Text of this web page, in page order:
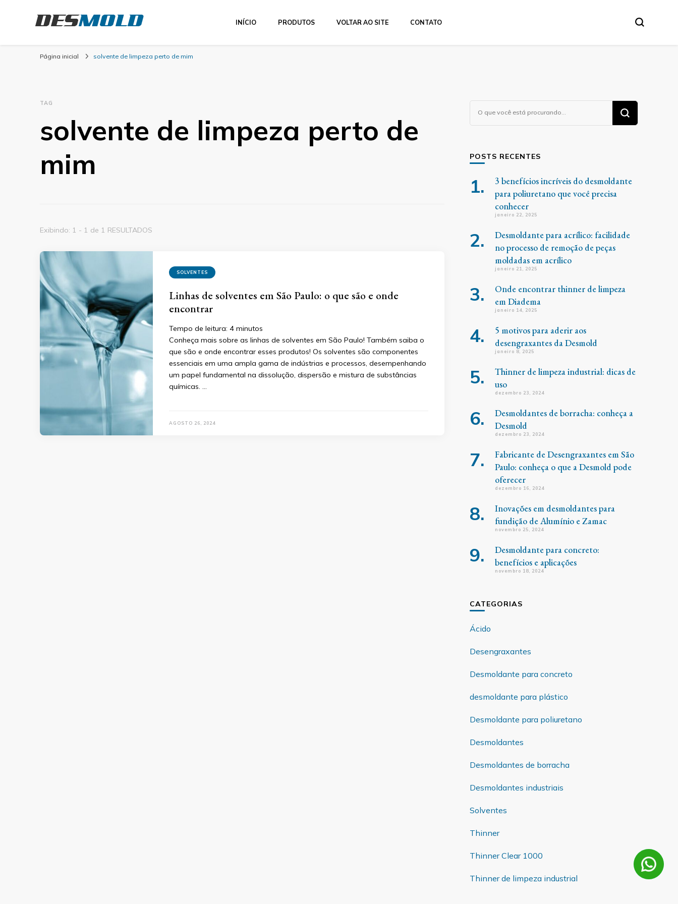
Desmold
INÍCIO PRODUTOS VOLTAR AO SITE CONTATO
Página inicial solvente de limpeza perto de mim
TAG
solvente de limpeza perto de
mim
Exibindo: 1 - 1 de 1 RESULTADOS
SOLVENTES
Linhas de solventes em São Paulo: o que são e onde
encontrar
Tempo de leitura: 4 minutos
Conheça mais sobre as linhas de solventes em São Paulo! Também saiba o
que são e onde encontrar esses produtos! Os solventes são componentes
essenciais em uma ampla gama de indústrias e processos, desempenhando
um papel fundamental na dissolução, dispersão e mistura de substâncias
químicas. …
AGOSTO 26, 2024
algo?
POSTS RECENTES
3 benefícios incríveis do desmoldante
para poliuretano que você precisa
conhecer
janeiro 22, 2025
Desmoldante para acrílico: facilidade
no processo de remoção de peças
moldadas em acrílico
janeiro 21, 2025
Onde encontrar thinner de limpeza
em Diadema
janeiro 14, 2025
5 motivos para aderir aos
desengraxantes da Desmold
janeiro 8, 2025
Thinner de limpeza industrial: dicas de
uso
dezembro 23, 2024
Desmoldantes de borracha: conheça a
Desmold
dezembro 23, 2024
Fabricante de Desengraxantes em São
Paulo: conheça o que a Desmold pode
oferecer
dezembro 16, 2024
Inovações em desmoldantes para
fundição de Alumínio e Zamac
novembro 25, 2024
Desmoldante para concreto:
benefícios e aplicações
novembro 18, 2024
CATEGORIAS
Ácido
Desengraxantes
Desmoldante para concreto
desmoldante para plástico
Desmoldante para poliuretano
Desmoldantes
Desmoldantes de borracha
Desmoldantes industriais
Solventes
Thinner
Thinner Clear 1000
Thinner de limpeza industrial